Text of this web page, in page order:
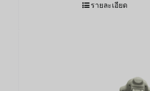
รายละเอียด